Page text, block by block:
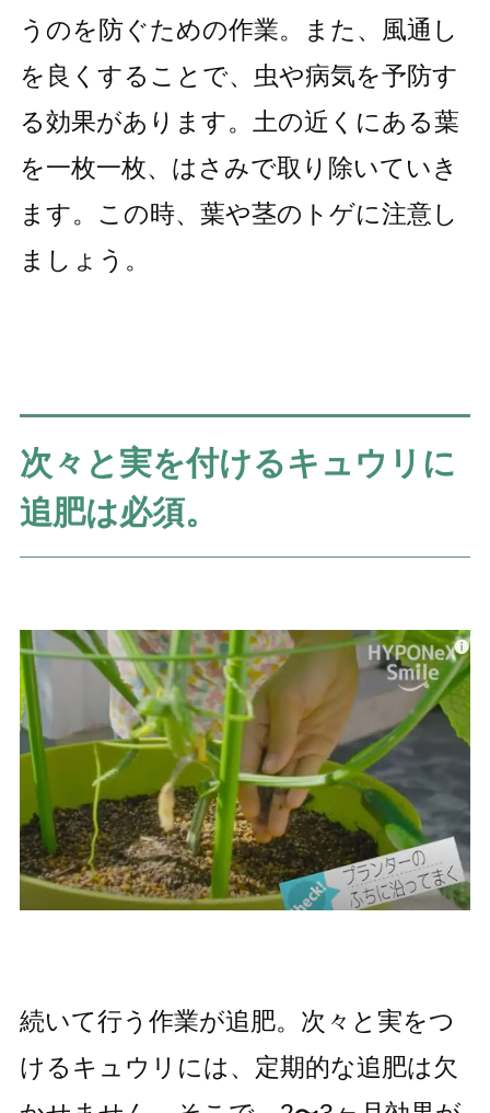
うのを防ぐための作業。また、風通し
を良くすることで、虫や病気を予防す
る効果があります。土の近くにある葉
を一枚一枚、はさみで取り除いていき
ます。この時、葉や茎のトゲに注意し
ましょう。
次々と実を付けるキュウリに
追肥は必須。
続いて行う作業が追肥。次々と実をつ
けるキュウリには、定期的な追肥は欠